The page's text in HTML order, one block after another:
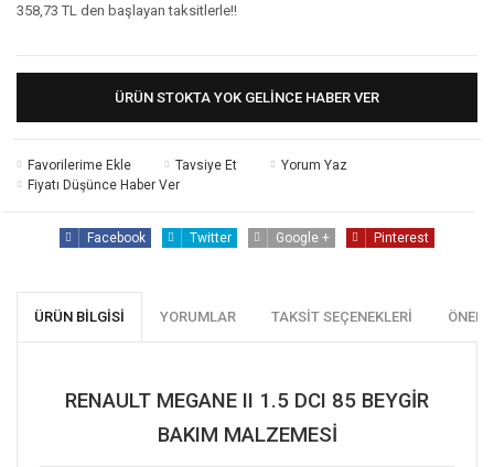
358,73 TL den başlayan taksitlerle!!
ÜRÜN STOKTA YOK GELINCE HABER VER
Tavsiye Et
Yorum Yaz
Fiyatı Düşünce Haber Ver
Facebook Twitter Google + Pinterest
ÜRÜN BILGISI YORUMLAR TAKSIT SEÇENEKLERI
RENAULT MEGANE II 1.5 DCI 85 BEYGİR
BAKIM MALZEMESİ